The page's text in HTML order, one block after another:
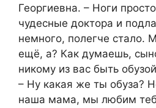
Георгиевна. – Ноги
чудесные доктора и
немного, полегче стало.
ещё, а? Как думаешь,
никому из вас быть
– Ну какая же ты обуза?
наша мама, мы любим